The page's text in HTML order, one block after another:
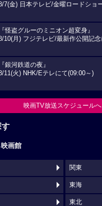
7(金) 日本テレビ/金曜ロードショ
『怪盗グルーのミニオン超変身』
10(月) フジテレビ/最新作公開記
『銀河鉄道の夜』
11(火) NHK/Eテレにて(09:00～)
映画TV放送スケジュールへ
す
画館
関東
東海
東北